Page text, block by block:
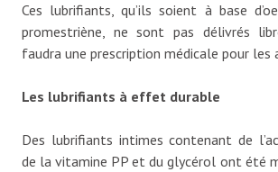
Ces lubrifiants, qu’ils soient à base
promestriène, ne sont pas délivrés
faudra une prescription médicale pour les
Les lubrifiants à effet durable
Des lubrifiants intimes contenant de
de la vitamine PP et du glycérol ont été